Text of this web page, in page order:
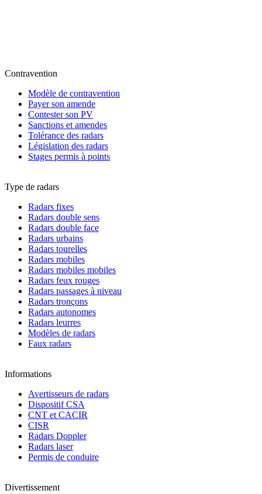
Contravention
Modèle de contravention
Payer son amende
Contester son PV
Sanctions et amendes
Tolérance des radars
Législation des radars
Stages permis à points
Type de radars
Radars fixes
Radars double sens
Radars double face
Radars urbains
Radars tourelles
Radars mobiles
Radars mobiles mobiles
Radars feux rouges
Radars passages à niveau
Radars tronçons
Radars autonomes
Radars leurres
Modèles de radars
Faux radars
Informations
Avertisseurs de radars
Dispositif CSA
CNT et CACIR
CISR
Radars Doppler
Radars laser
Permis de conduire
Divertissement